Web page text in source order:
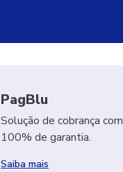
PagBlu
Solução de cobrança com
100% de garantia.
Saiba mais